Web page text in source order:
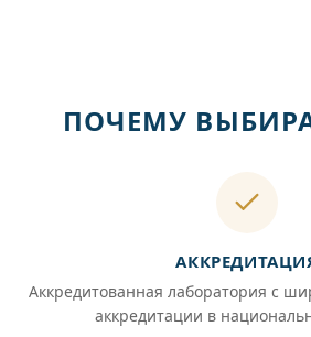
ПОЧЕМУ
Аккредитованная лаборатория с
аккредитации в